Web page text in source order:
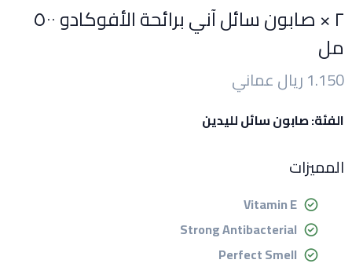
٢ × صابون سائل آني برائحة الأفوكادو ٥٠٠
مل
1.150 ريال عماني
الفئة: صابون سائل لليدين
المميزات
Vitamin E
Strong Antibacterial
Perfect Smell